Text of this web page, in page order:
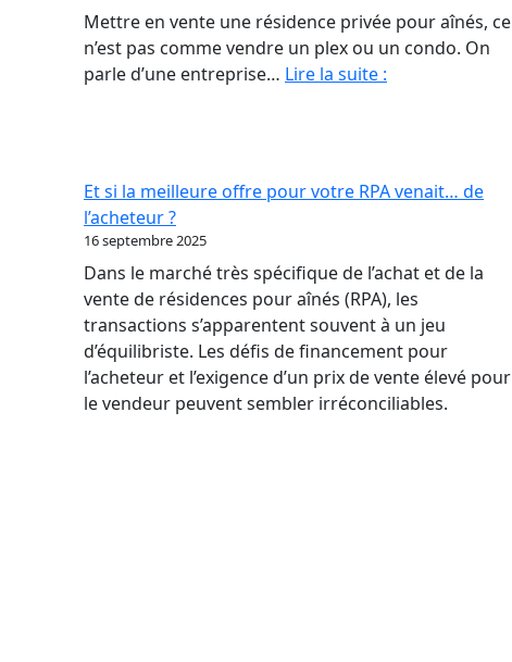
Mettre en vente une résidence privée pour aînés, ce
n’est pas comme vendre un plex ou un condo. On
parle d’une entreprise… Lire la suite :
où
on
n’a
jamais
vendu
d’entreprise?
Et si la meilleure offre pour votre RPA venait… de
l’acheteur ?
16 septembre 2025
Dans le marché très spécifique de l’achat et de la
vente de résidences pour aînés (RPA), les
transactions s’apparentent souvent à un jeu
d’équilibriste. Les défis de financement pour
l’acheteur et l’exigence d’un prix de vente élevé pour
le vendeur peuvent sembler irréconciliables.